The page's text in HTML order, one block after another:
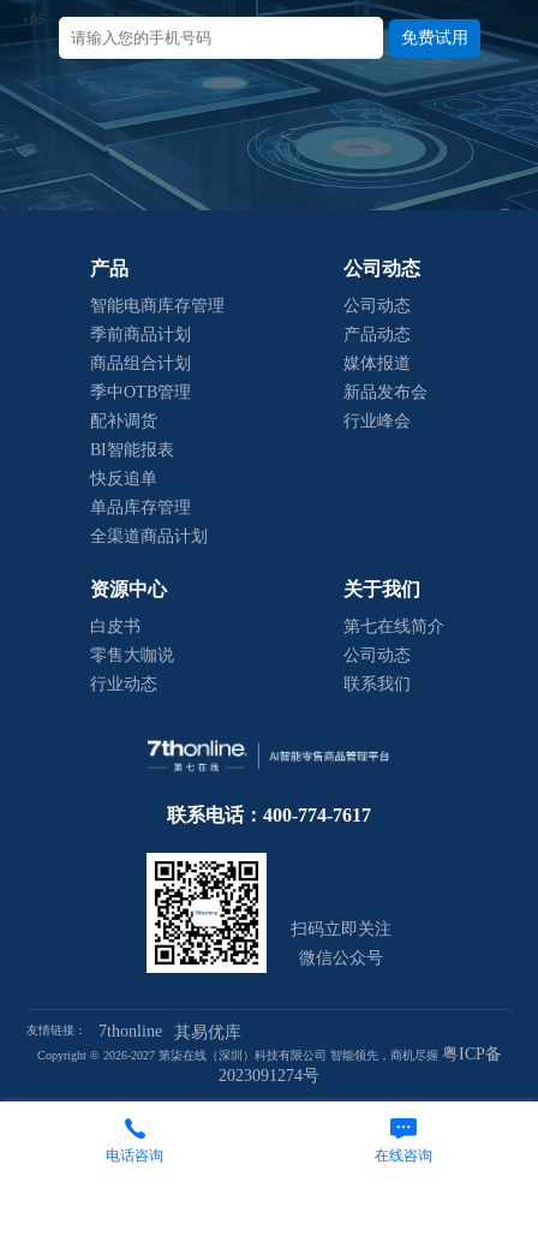
免费试用
产品
智能电商库存管理
季前商品计划
商品组合计划
季中OTB管理
配补调货
BI智能报表
快反追单
单品库存管理
全渠道商品计划
公司动态
公司动态
产品动态
媒体报道
新品发布会
行业峰会
资源中心
白皮书
零售大咖说
行业动态
关于我们
第七在线简介
公司动态
联系我们
联系电话：400-774-7617
扫码立即关注
微信公众号
友情链接： 7thonline 其易优库
Copyright © 2026-2027 第柒在线（深圳）科技有限公司 智能领先，商机尽握 粤ICP备
2023091274号
电话咨询 在线咨询